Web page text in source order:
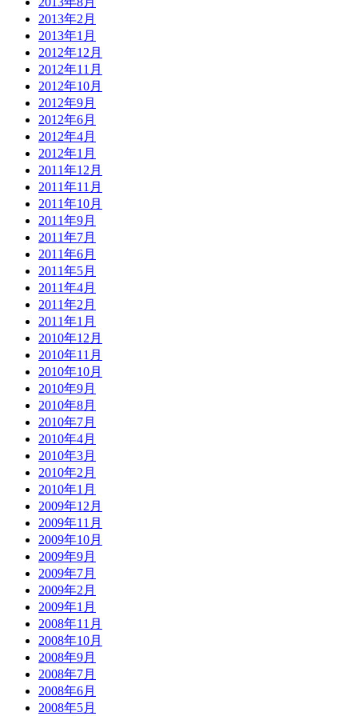
2013年2月
2013年1月
2012年12月
2012年11月
2012年10月
2012年9月
2012年6月
2012年4月
2012年1月
2011年12月
2011年11月
2011年10月
2011年9月
2011年7月
2011年6月
2011年5月
2011年4月
2011年2月
2011年1月
2010年12月
2010年11月
2010年10月
2010年9月
2010年8月
2010年7月
2010年4月
2010年3月
2010年2月
2010年1月
2009年12月
2009年11月
2009年10月
2009年9月
2009年7月
2009年2月
2009年1月
2008年11月
2008年10月
2008年9月
2008年7月
2008年6月
2008年5月